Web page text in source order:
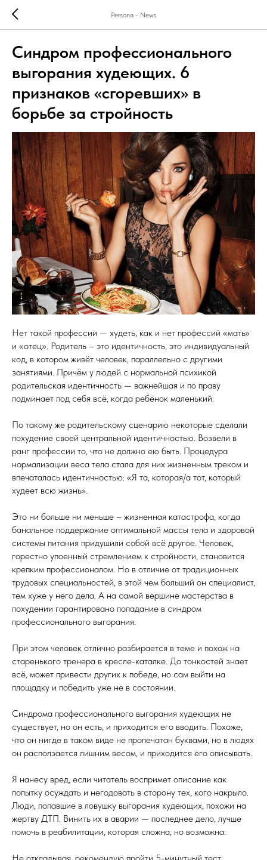
Persona - News
Синдром профессионального
выгорания худеющих. 6
признаков «сгоревших» в
борьбе за стройность
Нет такой профессии — худеть, как и нет профессий «мать»
и «отец». Родитель – это идентичность, это индивидуальный
код, в котором живёт человек, параллельно с другими
занятиями. Причём у людей с нормальной психикой
родительская идентичность — важнейшая и по праву
подминает под себя всё, когда ребёнок маленький.
По такому же родительскому сценарию некоторые сделали
похудение своей центральной идентичностью. Возвели в
ранг профессии то, что не должно ею быть. Процедура
нормализации веса тела стала для них жизненным треком и
впечаталась идентичностью: «Я та, которая/а тот, который
худеет всю жизнь».
Это ни больше ни меньше – жизненная катастрофа, когда
банальное поддержание оптимальной массы тела и здоровой
системы питания придушили собой всё другое. Человек,
горестно упоенный стремлением к стройности, становится
крепким профессионалом. Но в отличие от традиционных
трудовых специальностей, в этой чем больший он специалист,
тем хуже у него дела. А на самой вершине мастерства в
похудении гарантировано попадание в синдром
профессионального выгорания.
При этом человек отлично разбирается в теме и похож на
старенького тренера в кресле-каталке. До тонкостей знает
всё, может привести других к победе, но сам выйти на
площадку и победить уже не в состоянии.
Синдрома профессионального выгорания худеющих не
существует, но он есть, и приходится его вводить. Похоже,
что он нигде в таком виде не пропечатан буквами, но в людях
он расползается лишним весом, и приходится его описывать.
Я нанесу вред, если читатель воспримет описание как
попытку осуждать и негодовать в сторону тех, кого накрыло.
Люди, попавшие в ловушку выгорания худеющих, похожи на
жертву ДТП. Винить их в аварии — последнее дело, лучше
помочь в реабилитации, которая сложна, но возможна.